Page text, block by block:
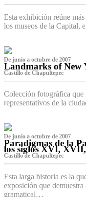
Esta exhibición reúne
los museos de la
De junio a octubre de 2007
Landmarks of New
Castillo de Chapultepec
Colección fotográfica que
representativos de la
De junio a octubre de 2007
Paradigmas de la
los siglos XVI,
Castillo de Chapultepec
Esta larga historia es la
exposición que
gramatical…